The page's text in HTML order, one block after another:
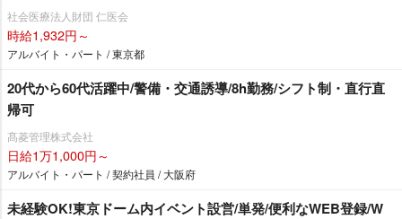
社会医療法人財団 仁医会
時給1,932円～
アルバイト・パート / 東京都
20代から60代活躍中/警備・交通誘導/8h勤務/シフト制・直行直
帰可
髙菱管理株式会社
日給1万1,000円～
アルバイト・パート / 契約社員 / 大阪府
未経験OK!東京ドーム内イベント設営/単発/便利なWEB登録/W